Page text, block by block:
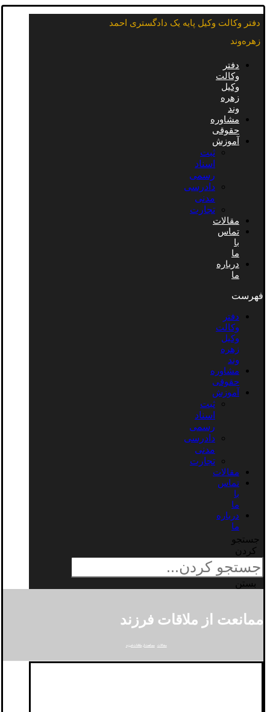
دفتر وکالت وکیل پایه یک دادگستری احمد
زهره‌وند
دفتر
وکالت
وکیل
زهره
وند
مشاوره
حقوقی
آموزش
ثبت
اسناد
رسمی
دادرسی
مدنی
تجارت
مقالات
تماس
با
ما
درباره
ما
فهرست
دفتر
وکالت
وکیل
زهره
وند
مشاوره
حقوقی
آموزش
ثبت
اسناد
رسمی
دادرسی
مدنی
تجارت
مقالات
تماس
با
ما
درباره
ما
جستجو
کردن
بستن
ممانعت از ملاقات فرزند
مقالات ممانعت از ملاقات فرزند